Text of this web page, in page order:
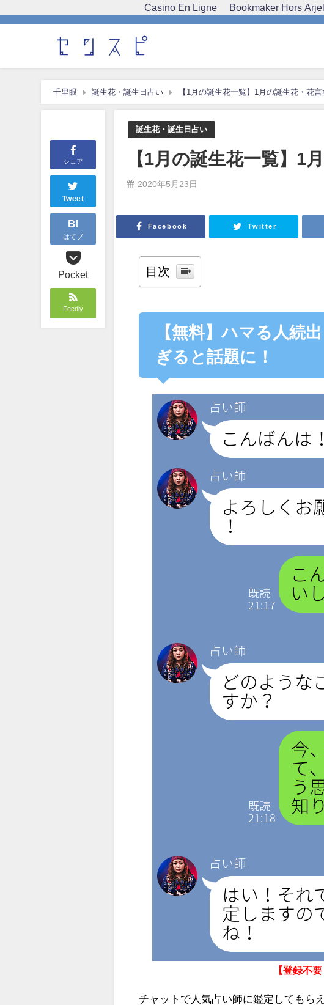
Casino En Ligne Bookmaker Hors Arjel
千里眼 誕生花・誕生日占い 【1月の誕生花一覧】1月の誕生花・花言
シェア
Tweet
B!
はてブ
Pocket
Feedly
誕生花・誕生日占い
【1月の誕生花一覧】1
2020年5月23日
Facebook Twitter
目次
【無料】ハマる人続
ぎると話題に！
【登録不
チャットで人気占い師に鑑定してもら